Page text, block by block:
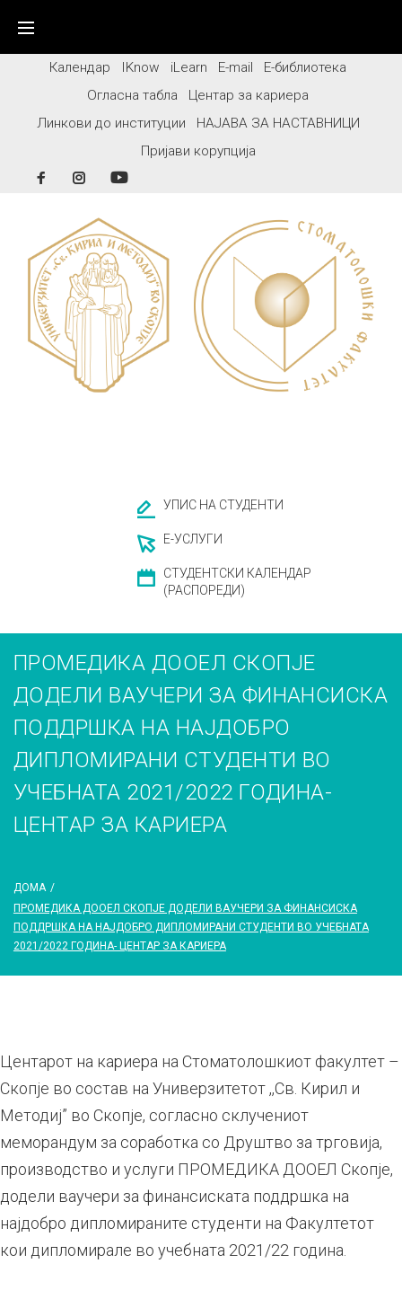
contentКалендар IKnow iLearn E-mail
Е-библиотека
Огласна табла
Центар за кариера
Линкови до институции
НАЈАВА ЗА НАСТАВНИЦИ
Пријави корупција
FacebookInstagram
УПИС НА СТУДЕНТИ
Е-УСЛУГИ
СТУДЕНТСКИ КАЛЕНДАР
(РАСПОРЕДИ)
ПРОМЕДИКА ДООЕЛ СКОПЈЕ
ДОДЕЛИ ВАУЧЕРИ ЗА ФИНАНСИСКА
ПОДДРШКА НА НАЈДОБРО
ДИПЛОМИРАНИ СТУДЕНТИ ВО
УЧЕБНАТА 2021/2022 ГОДИНА-
ЦЕНТАР ЗА КАРИЕРА
ДОМА /
ПРОМЕДИКА ДООЕЛ СКОПЈЕ ДОДЕЛИ ВАУЧЕРИ ЗА ФИНАНСИСКА
ПОДДРШКА НА НАЈДОБРО ДИПЛОМИРАНИ СТУДЕНТИ ВО УЧЕБНАТА
2021/2022 ГОДИНА- ЦЕНТАР ЗА КАРИЕРА
Центарот на кариера на Стоматолошкиот факултет –
Скопје во состав на Универзитетот ,,Св. Кирил и
Методиј” во Скопје, согласно склучениот
меморандум за соработка со Друштво за трговија,
производство и услуги ПРОМЕДИКА ДООЕЛ Скопје,
додели ваучери за финансиската поддршка на
најдобро дипломираните студенти на Факултетот
кои дипломирале во учебната 2021/22 година.